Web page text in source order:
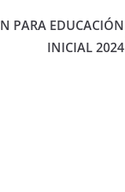
PARA EDUCACIÓN
INICIAL 2024